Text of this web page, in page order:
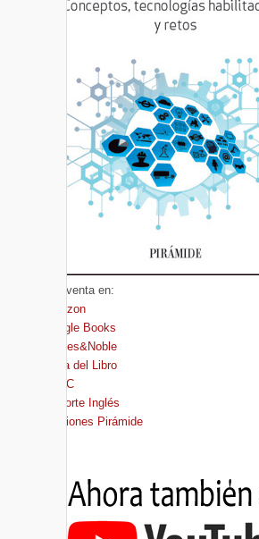
A la venta en:
Amazon
Google Books
Barnes&Noble
Casa del Libro
FNAC
El Corte Inglés
Ediciones Pirámide